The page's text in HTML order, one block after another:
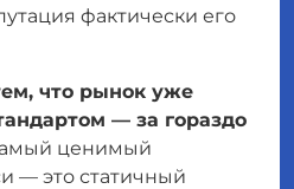
фактически его
что рынок уже
— за гораздо
ценимый
— это статичный